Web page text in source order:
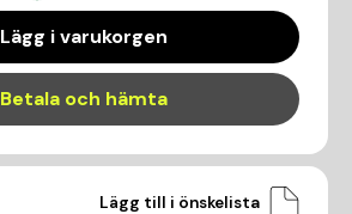
Lägg i varukorgen
Betala och hämta
Lägg till i önskelista